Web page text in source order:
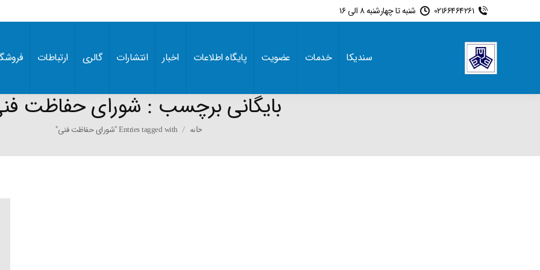
02166464261 شنبه تا چهارشنبه 8 الی 16
سندیکا خدمات عضویت پایگاه اطلاعات اخبار انتشارات گالری ارتباطات
بایگانی برچسب : شورای حفاظت
You are here:
خانه Entries tagged with "شورای حفاظت فنی"